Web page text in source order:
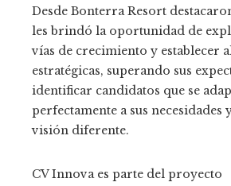
Desde Bonterra Resort
les brindó la oportunidad de
vías de crecimiento y establecer
estratégicas, superando sus
identificar candidatos que se
perfectamente a sus necesidades
visión diferente.
CV Innova es parte del proyecto